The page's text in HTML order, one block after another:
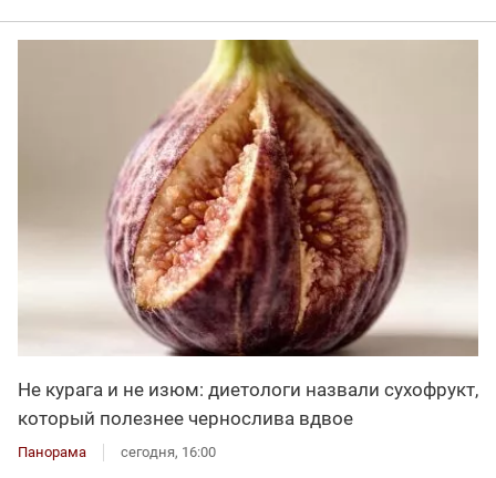
Не курага и не изюм: диетологи назвали сухофрукт,
который полезнее чернослива вдвое
Панорама сегодня, 16:00